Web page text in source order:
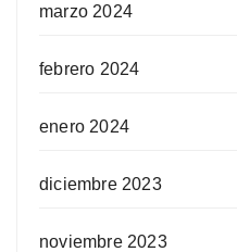
marzo 2024
febrero 2024
enero 2024
diciembre 2023
noviembre 2023